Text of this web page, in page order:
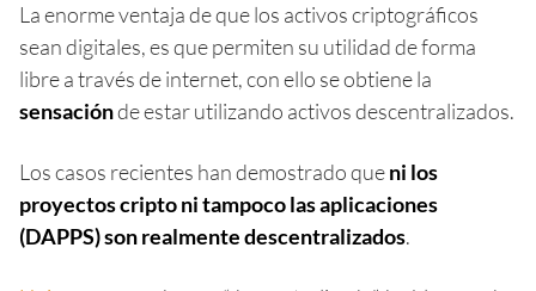
La enorme ventaja de que los activos criptográficos
sean digitales, es que permiten su utilidad de forma
libre a través de internet, con ello se obtiene la
sensaciónde estar utilizando activos descentralizados.
Los casos recientes han demostrado queni los
proyectos cripto ni tampoco las aplicaciones
(DAPPS) son realmente descentralizados.